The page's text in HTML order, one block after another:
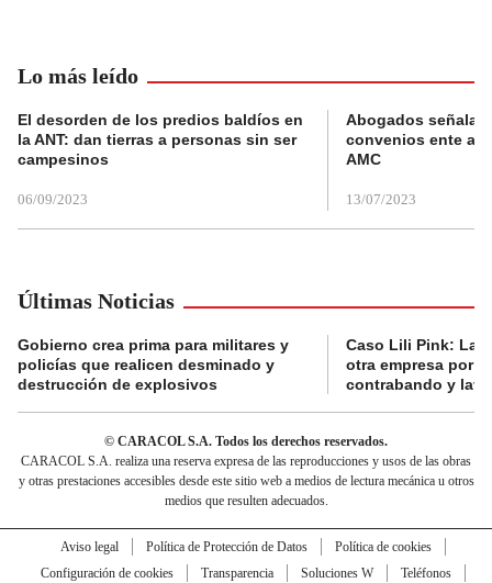
Lo más leído
El desorden de los predios baldíos en
la ANT: dan tierras a personas sin ser
campesinos
06/09/2023
Abogados
convenios ente
AMC
13/07/2023
Últimas Noticias
Gobierno crea prima para militares y
policías que realicen desminado y
destrucción de explosivos
Caso Lili Pink: La
otra empresa por
contrabando y
© CARACOL S.A. Todos los derechos reservados.
CARACOL S.A. realiza una reserva expresa de las reproducciones y usos de las obras
y otras prestaciones accesibles desde este sitio web a medios de lectura mecánica u otros
medios que resulten adecuados.
Aviso legal Política de Protección de Datos
Política de cookies
Configuración de cookies
Transparencia Soluciones W
Teléfonos